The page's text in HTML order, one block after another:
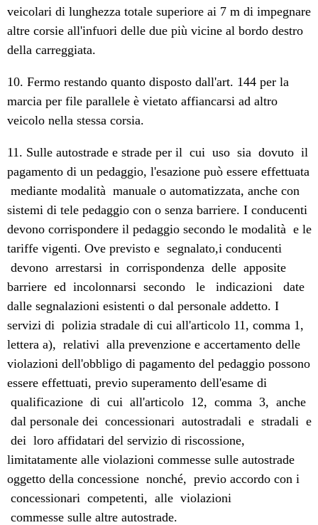
veicolari di lunghezza totale superiore ai 7 m di impegnare
altre corsie all'infuori delle due più vicine al bordo destro
della carreggiata.
10. Fermo restando quanto disposto dall'art. 144 per la
marcia per file parallele è vietato affiancarsi ad altro
veicolo nella stessa corsia.
11. Sulle autostrade e strade per il cui uso sia dovuto il
pagamento di un pedaggio, l'esazione può essere effettuata
mediante modalità manuale o automatizzata, anche con
sistemi di tele pedaggio con o senza barriere. I conducenti
devono corrispondere il pedaggio secondo le modalità e le
tariffe vigenti. Ove previsto e segnalato,i conducenti
devono arrestarsi in corrispondenza delle apposite
barriere ed incolonnarsi secondo le indicazioni date
dalle segnalazioni esistenti o dal personale addetto. I
servizi di polizia stradale di cui all'articolo 11, comma 1,
lettera a), relativi alla prevenzione e accertamento delle
violazioni dell'obbligo di pagamento del pedaggio possono
essere effettuati, previo superamento dell'esame di
qualificazione di cui all'articolo 12, comma 3, anche
dal personale dei concessionari autostradali e stradali e
dei loro affidatari del servizio di riscossione,
limitatamente alle violazioni commesse sulle autostrade
oggetto della concessione nonché, previo accordo con i
concessionari competenti, alle violazioni
commesse sulle altre autostrade.